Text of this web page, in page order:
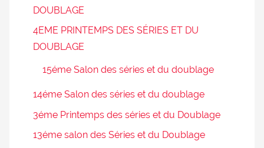
DOUBLAGE
4EME PRINTEMPS DES SÉRIES ET DU
DOUBLAGE
15éme Salon des séries et du doublage
14éme Salon des séries et du doublage
3éme Printemps des séries et du Doublage
13éme salon des Séries et du Doublage